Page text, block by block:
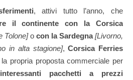
, attivi tutto l’anno, che
il continente con la Corsica
Tolone]o con la Sardegna [Livorno,
in alta stagione],Corsica Ferries
propria proposta commerciale per
interessanti pacchetti a prezzi